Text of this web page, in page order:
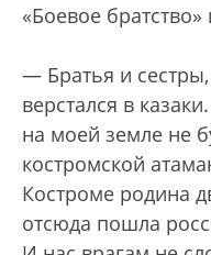
«Боевое
— Братья и
верстался в
на моей земле не
костромской
Костроме родина
отсюда пошла